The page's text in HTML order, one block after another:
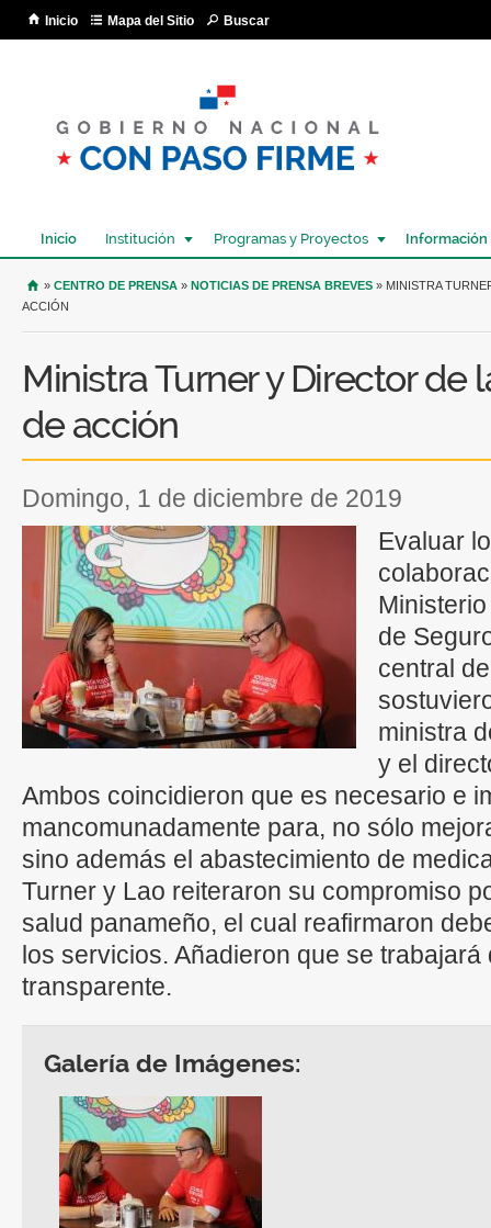
Inicio Mapa del Sitio Buscar
Inicio Institución Programas y Proyectos Información
USTED SE ENCUENTRA AQUÍ
» CENTRO DE PRENSA » NOTICIAS DE PRENSA BREVES » MINISTRA
ACCIÓN
Ministra Turner y Director de
de acción
domingo, 1 de diciembre de 2019
Evaluar
de
central
ministra
y el
Ambos coincidieron que es necesario e
mancomunadamente para, no sólo
sino además el abastecimiento de
Turner y Lao reiteraron su compromiso
salud panameño, el cual reafirmaron
los servicios. Añadieron que se trabajará
transparente.
Galería de Imágenes: